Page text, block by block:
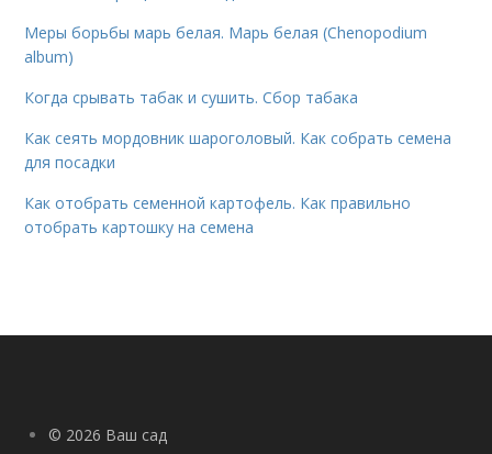
Меры борьбы марь белая. Марь белая (Chenopodium
album)
Когда срывать табак и сушить. Сбор табака
Как сеять мордовник шароголовый. Как собрать семена
для посадки
Как отобрать семенной картофель. Как правильно
отобрать картошку на семена
© 2026 Ваш сад